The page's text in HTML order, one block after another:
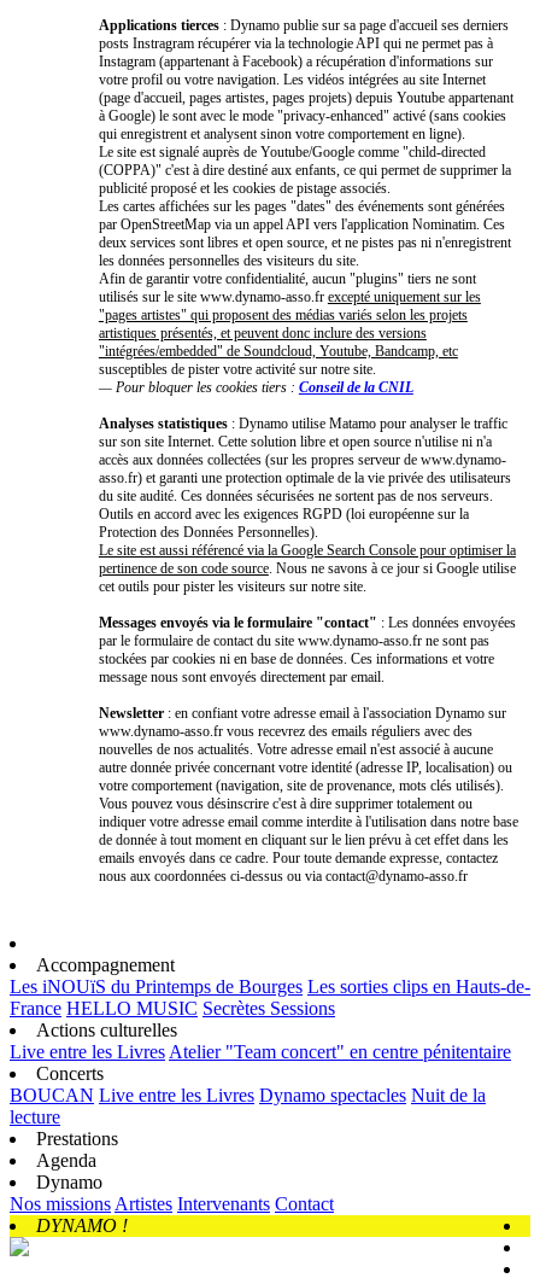
Applications tierces : Dynamo publie sur sa page d'accueil ses derniers
posts Instragram récupérer via la technologie API qui ne permet pas à
Instagram (appartenant à Facebook) a récupération d'informations sur
votre profil ou votre navigation. Les vidéos intégrées au site Internet
(page d'accueil, pages artistes, pages projets) depuis Youtube appartenant
à Google) le sont avec le mode "privacy-enhanced" activé (sans cookies
qui enregistrent et analysent sinon votre comportement en ligne).
Le site est signalé auprès de Youtube/Google comme "child-directed
(COPPA)" c'est à dire destiné aux enfants, ce qui permet de supprimer la
publicité proposé et les cookies de pistage associés.
Les cartes affichées sur les pages "dates" des événements sont générées
par OpenStreetMap via un appel API vers l'application Nominatim. Ces
deux services sont libres et open source, et ne pistes pas ni n'enregistrent
les données personnelles des visiteurs du site.
Afin de garantir votre confidentialité, aucun "plugins" tiers ne sont
utilisés sur le site www.dynamo-asso.fr excepté uniquement sur les
"pages artistes" qui proposent des médias variés selon les projets
artistiques présentés, et peuvent donc inclure des versions
"intégrées/embedded" de Soundcloud, Youtube, Bandcamp, etc
susceptibles de pister votre activité sur notre site.
— Pour bloquer les cookies tiers : Conseil de la CNIL
Analyses statistiques : Dynamo utilise Matamo pour analyser le traffic
sur son site Internet. Cette solution libre et open source n'utilise ni n'a
accès aux données collectées (sur les propres serveur de www.dynamo-
asso.fr) et garanti une protection optimale de la vie privée des utilisateurs
du site audité. Ces données sécurisées ne sortent pas de nos serveurs.
Outils en accord avec les exigences RGPD (loi européenne sur la
Protection des Données Personnelles).
Le site est aussi référencé via la Google Search Console pour optimiser la
pertinence de son code source. Nous ne savons à ce jour si Google utilise
cet outils pour pister les visiteurs sur notre site.
Messages envoyés via le formulaire "contact" : Les données envoyées
par le formulaire de contact du site www.dynamo-asso.fr ne sont pas
stockées par cookies ni en base de données. Ces informations et votre
message nous sont envoyés directement par email.
Newsletter : en confiant votre adresse email à l'association Dynamo sur
www.dynamo-asso.fr vous recevrez des emails réguliers avec des
nouvelles de nos actualités. Votre adresse email n'est associé à aucune
autre donnée privée concernant votre identité (adresse IP, localisation) ou
votre comportement (navigation, site de provenance, mots clés utilisés).
Vous pouvez vous désinscrire c'est à dire supprimer totalement ou
indiquer votre adresse email comme interdite à l'utilisation dans notre base
de donnée à tout moment en cliquant sur le lien prévu à cet effet dans les
emails envoyés dans ce cadre. Pour toute demande expresse, contactez
nous aux coordonnées ci-dessus ou via contact@dynamo-asso.fr
Accompagnement
Les iNOUïS du Printemps de Bourges Les sorties clips en Hauts-de-
France HELLO MUSIC Secrètes Sessions
Actions culturelles
Live entre les Livres Atelier "Team concert" en centre pénitentaire
Concerts
BOUCAN Live entre les Livres Dynamo spectacles Nuit de la
lecture
Prestations
Agenda
Dynamo
Nos missions Artistes Intervenants Contact
DYNAMO !